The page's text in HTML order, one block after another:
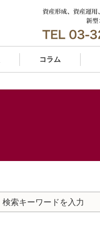
コラム